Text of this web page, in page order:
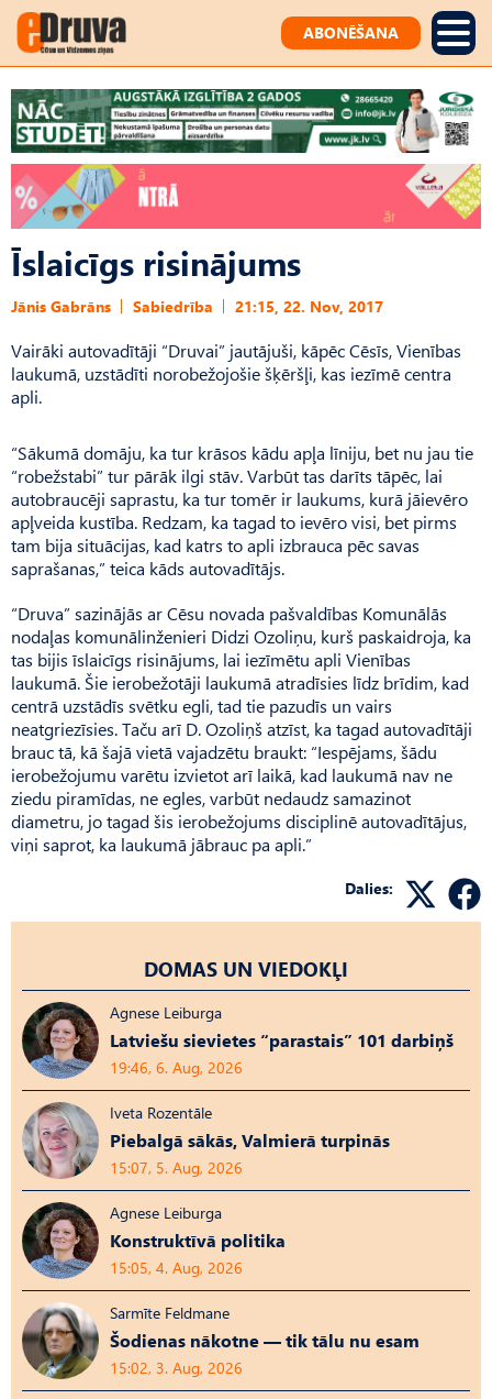
ABONĒŠANA
Īslaicīgs risinājums
Jānis Gabrāns Sabiedrība 21:15, 22. Nov, 2017
Vairāki autovadītāji “Druvai” jautājuši, kāpēc Cēsīs, Vienības
laukumā, uzstādīti norobežojošie šķēršļi, kas iezīmē centra
apli.
“Sākumā domāju, ka tur krāsos kādu apļa līniju, bet nu jau tie
“robežstabi” tur pārāk ilgi stāv. Varbūt tas darīts tāpēc, lai
autobraucēji saprastu, ka tur tomēr ir laukums, kurā jāievēro
apļveida kustība. Redzam, ka tagad to ievēro visi, bet pirms
tam bija situācijas, kad katrs to apli izbrauca pēc savas
saprašanas,” teica kāds autovadītājs.
“Druva” sazinājās ar Cēsu novada pašvaldības Komunālās
nodaļas komunālinženieri Didzi Ozoliņu, kurš paskaidroja, ka
tas bijis īslaicīgs risinājums, lai iezīmētu apli Vienības
laukumā. Šie ierobežotāji laukumā atradīsies līdz brīdim, kad
centrā uzstādīs svētku egli, tad tie pazudīs un vairs
neatgriezīsies. Taču arī D. Ozoliņš atzīst, ka tagad autovadītāji
brauc tā, kā šajā vietā vajadzētu braukt: “Iespējams, šādu
ierobežojumu varētu izvietot arī laikā, kad laukumā nav ne
ziedu piramīdas, ne egles, varbūt nedaudz samazinot
diametru, jo tagad šis ierobežojums disciplinē autovadītājus,
viņi saprot, ka laukumā jābrauc pa apli.”
Dalies:
DOMAS UN VIEDOKĻI
Agnese Leiburga
Latviešu sievietes “parastais” 101 darbiņš
19:46, 6. Aug, 2026
Iveta Rozentāle
Piebalgā sākās, Valmierā turpinās
15:07, 5. Aug, 2026
Agnese Leiburga
Konstruktīvā politika
15:05, 4. Aug, 2026
Sarmīte Feldmane
Šodienas nākotne — tik tālu nu esam
15:02, 3. Aug, 2026